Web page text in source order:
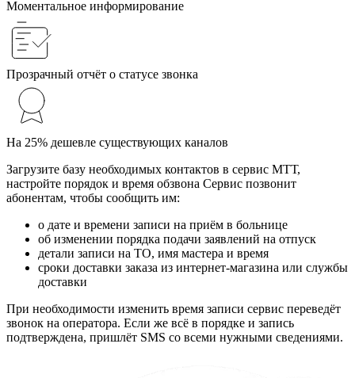
Моментальное информирование
Прозрачный отчёт о статусе звонка
На 25% дешевле существующих каналов
Загрузите базу необходимых контактов в сервис МТТ,
настройте порядок и время обзвона Сервис позвонит
абонентам, чтобы сообщить им:
о дате и времени записи на приём в больнице
об изменении порядка подачи заявлений на отпуск
детали записи на ТО, имя мастера и время
сроки доставки заказа из интернет-магазина или службы
доставки
При необходимости изменить время записи сервис переведёт
звонок на оператора. Если же всё в порядке и запись
подтверждена, пришлёт SMS со всеми нужными сведениями.